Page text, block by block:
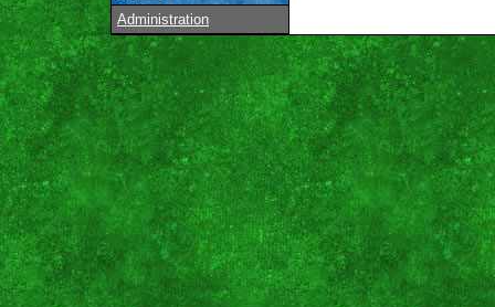
Administration